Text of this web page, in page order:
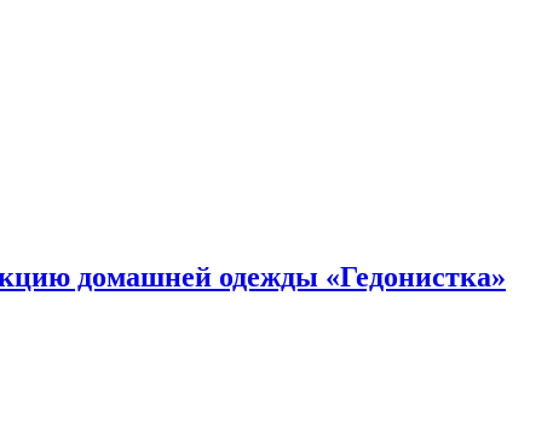
домашней одежды «Гедонистка»